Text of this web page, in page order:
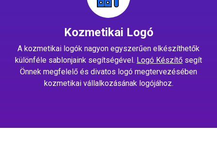
Kozmetikai Logó
A kozmetikai logók nagyon egyszerűen elkészíthetők
különféle sablonjaink segítségével. Logó Készítő segít
Önnek megfelelő és divatos logó megtervezésében
kozmetikai vállalkozásának logójához.